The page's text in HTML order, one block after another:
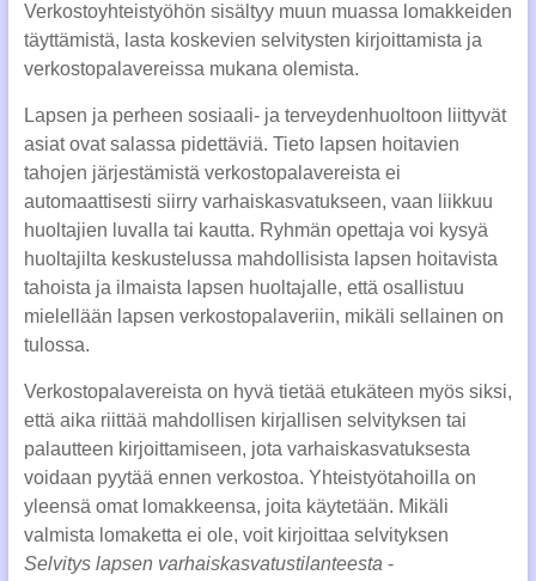
Verkostoyhteistyöhön sisältyy muun muassa lomakkeiden
täyttämistä, lasta koskevien selvitysten kirjoittamista ja
verkostopalavereissa mukana olemista.
Lapsen ja perheen sosiaali- ja terveydenhuoltoon liittyvät
asiat ovat salassa pidettäviä. Tieto lapsen hoitavien
tahojen järjestämistä verkostopalavereista ei
automaattisesti siirry varhaiskasvatukseen, vaan liikkuu
huoltajien luvalla tai kautta. Ryhmän opettaja voi kysyä
huoltajilta keskustelussa mahdollisista lapsen hoitavista
tahoista ja ilmaista lapsen huoltajalle, että osallistuu
mielellään lapsen verkostopalaveriin, mikäli sellainen on
tulossa.
Verkostopalavereista on hyvä tietää etukäteen myös siksi,
että aika riittää mahdollisen kirjallisen selvityksen tai
palautteen kirjoittamiseen, jota varhaiskasvatuksesta
voidaan pyytää ennen verkostoa. Yhteistyötahoilla on
yleensä omat lomakkeensa, joita käytetään. Mikäli
valmista lomaketta ei ole, voit kirjoittaa selvityksen
Selvitys lapsen varhaiskasvatustilanteesta -